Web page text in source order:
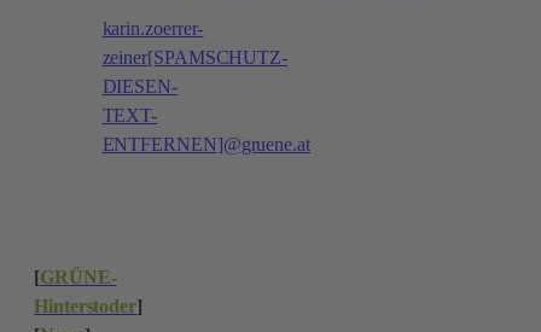
karin.zoerrer-
zeiner[SPAMSCHUTZ-
DIESEN-
TEXT-
ENTFERNEN]@gruene.at
[GRÜNE-
Hinterstoder]